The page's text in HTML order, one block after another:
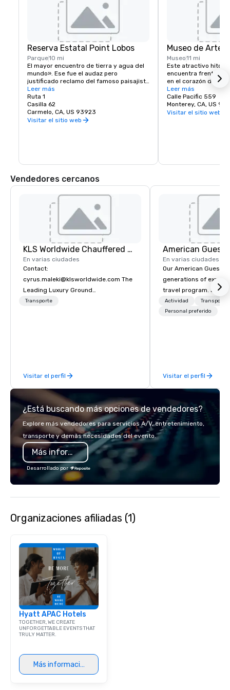
Reserva Estatal Point Lobos
Parque10 mi
El mayor encuentro de tierra y agua del
mundo». Ese fue el audaz pero
justificado reclamo del famoso paisajista
Francis McComas por Point Lobos. Todos
los que vienen aquí coinciden en que la
belleza de este promontorio revestido de
árboles es inigualable.
Leer más
Ruta 1
Casilla 62
Carmelo, CA, US 93923
Visitar el sitio web
Museo de Arte
Museo11 mi
Este atractivo hito
encuentra frente al
en el corazón del
Monterey. El museo
galerías dedicadas
pintura, fotografía y
estadounidenses y
selección de libros
esculturas situado
Pacific y Calle
Leer más
Calle Pacific 559
Monterey, CA, US
Visitar el sitio web
Vendedores cercanos
KLS Worldwide Chauffered Services
En varias ciudades
Contact:
cyrus.maleki@klsworldwide.com The
Leading Luxury Ground
Transportation company since 1998
Transporte
Visitar el perfil
American Guest
En varias ciudades
Our American Guest
generations of
travel program. Since
mission has been to
imagination of your
management, we
if we were the client.
bring your vision to
passion, an
American hospitality,
Actividad
Transporte
Personal preferido
Visitar el perfil
¿Está buscando más opciones de vendedores?
Explore más vendedores para servicios A/V, entretenimiento,
transporte y demás necesidades del evento.
Más información
Desarrollado por
Organizaciones afiliadas (1)
Hyatt APAC Hotels
TOGETHER, WE CREATE
UNFORGETTABLE EVENTS THAT
TRULY MATTER.
Más información